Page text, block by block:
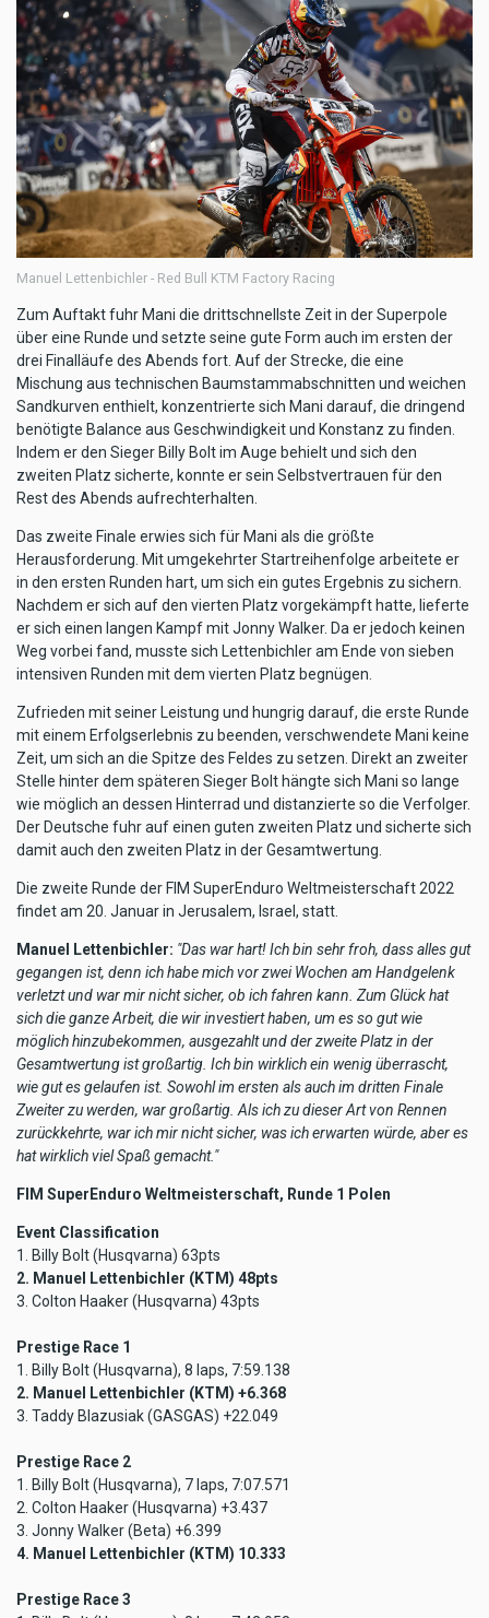
Manuel Lettenbichler - Red Bull KTM Factory Racing
Zum Auftakt fuhr Mani die drittschnellste Zeit in der Superpole
über eine Runde und setzte seine gute Form auch im ersten der
drei Finalläufe des Abends fort. Auf der Strecke, die eine
Mischung aus technischen Baumstammabschnitten und weichen
Sandkurven enthielt, konzentrierte sich Mani darauf, die dringend
benötigte Balance aus Geschwindigkeit und Konstanz zu finden.
Indem er den Sieger Billy Bolt im Auge behielt und sich den
zweiten Platz sicherte, konnte er sein Selbstvertrauen für den
Rest des Abends aufrechterhalten.
Das zweite Finale erwies sich für Mani als die größte
Herausforderung. Mit umgekehrter Startreihenfolge arbeitete er
in den ersten Runden hart, um sich ein gutes Ergebnis zu sichern.
Nachdem er sich auf den vierten Platz vorgekämpft hatte, lieferte
er sich einen langen Kampf mit Jonny Walker. Da er jedoch keinen
Weg vorbei fand, musste sich Lettenbichler am Ende von sieben
intensiven Runden mit dem vierten Platz begnügen.
Zufrieden mit seiner Leistung und hungrig darauf, die erste Runde
mit einem Erfolgserlebnis zu beenden, verschwendete Mani keine
Zeit, um sich an die Spitze des Feldes zu setzen. Direkt an zweiter
Stelle hinter dem späteren Sieger Bolt hängte sich Mani so lange
wie möglich an dessen Hinterrad und distanzierte so die Verfolger.
Der Deutsche fuhr auf einen guten zweiten Platz und sicherte sich
damit auch den zweiten Platz in der Gesamtwertung.
Die zweite Runde der FIM SuperEnduro Weltmeisterschaft 2022
findet am 20. Januar in Jerusalem, Israel, statt.
Manuel Lettenbichler: "Das war hart! Ich bin sehr froh, dass alles gut
gegangen ist, denn ich habe mich vor zwei Wochen am Handgelenk
verletzt und war mir nicht sicher, ob ich fahren kann. Zum Glück hat
sich die ganze Arbeit, die wir investiert haben, um es so gut wie
möglich hinzubekommen, ausgezahlt und der zweite Platz in der
Gesamtwertung ist großartig. Ich bin wirklich ein wenig überrascht,
wie gut es gelaufen ist. Sowohl im ersten als auch im dritten Finale
Zweiter zu werden, war großartig. Als ich zu dieser Art von Rennen
zurückkehrte, war ich mir nicht sicher, was ich erwarten würde, aber es
hat wirklich viel Spaß gemacht."
FIM SuperEnduro Weltmeisterschaft, Runde 1 Polen
Event Classification
1. Billy Bolt (Husqvarna) 63pts
2. Manuel Lettenbichler (KTM) 48pts
3. Colton Haaker (Husqvarna) 43pts
Prestige Race 1
1. Billy Bolt (Husqvarna), 8 laps, 7:59.138
2. Manuel Lettenbichler (KTM) +6.368
3. Taddy Blazusiak (GASGAS) +22.049
Prestige Race 2
1. Billy Bolt (Husqvarna), 7 laps, 7:07.571
2. Colton Haaker (Husqvarna) +3.437
3. Jonny Walker (Beta) +6.399
4. Manuel Lettenbichler (KTM) 10.333
Prestige Race 3